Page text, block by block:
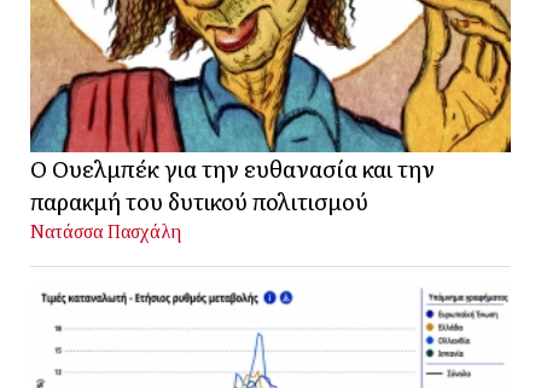
Ο Ουελμπέκ για την ευθανασία και την
παρακμή του δυτικού πολιτισμού
Νατάσσα Πασχάλη